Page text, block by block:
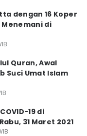
dengan 16 Koper
di
Quran, Awal
Suci Umat Islam
19 di
31 Maret 2021